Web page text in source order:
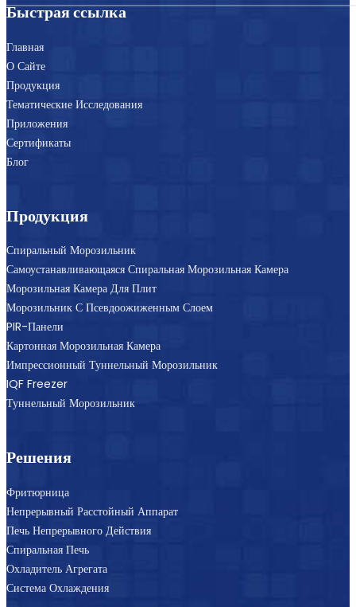
Быстрая ссылка
Главная
О Сайте
Продукция
Тематические Исследования
Приложения
Сертификаты
Блог
Продукция
Спиральный Морозильник
Самоустанавливающаяся Спиральная Морозильная Камера
Морозильная Камера Для Плит
Морозильник С Псевдоожиженным Слоем
PIR-Панели
Картонная Морозильная Камера
Импрессионный Туннельный Морозильник
IQF Freezer
Туннельный Морозильник
Решения
Фритюрница
Непрерывный Расстойный Аппарат
Печь Непрерывного Действия
Спиральная Печь
Охладитель Агрегата
Система Охлаждения